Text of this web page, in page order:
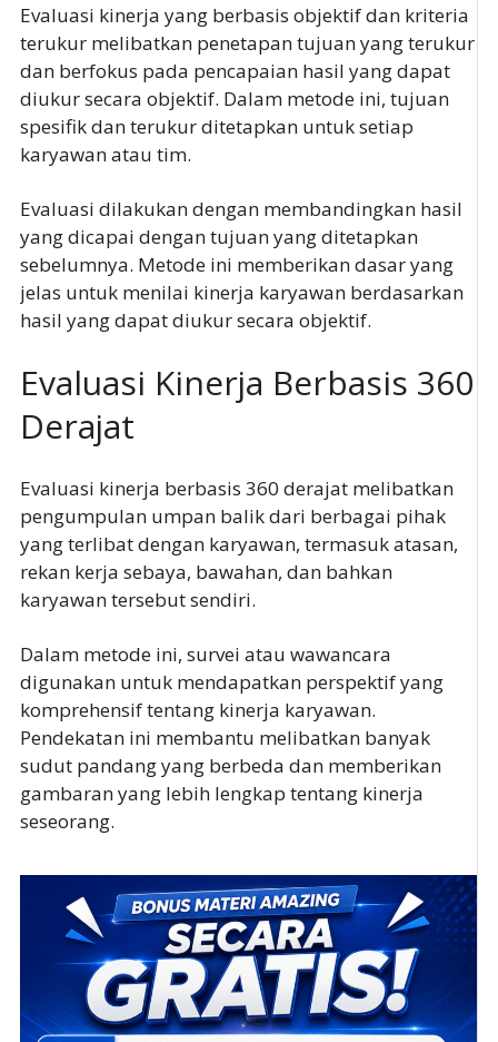
Evaluasi kinerja yang berbasis objektif dan kriteria
terukur melibatkan penetapan tujuan yang terukur
dan berfokus pada pencapaian hasil yang dapat
diukur secara objektif. Dalam metode ini, tujuan
spesifik dan terukur ditetapkan untuk setiap
karyawan atau tim.
Evaluasi dilakukan dengan membandingkan hasil
yang dicapai dengan tujuan yang ditetapkan
sebelumnya. Metode ini memberikan dasar yang
jelas untuk menilai kinerja karyawan berdasarkan
hasil yang dapat diukur secara objektif.
Evaluasi Kinerja Berbasis 360
Derajat
Evaluasi kinerja berbasis 360 derajat melibatkan
pengumpulan umpan balik dari berbagai pihak
yang terlibat dengan karyawan, termasuk atasan,
rekan kerja sebaya, bawahan, dan bahkan
karyawan tersebut sendiri.
Dalam metode ini, survei atau wawancara
digunakan untuk mendapatkan perspektif yang
komprehensif tentang kinerja karyawan.
Pendekatan ini membantu melibatkan banyak
sudut pandang yang berbeda dan memberikan
gambaran yang lebih lengkap tentang kinerja
seseorang.